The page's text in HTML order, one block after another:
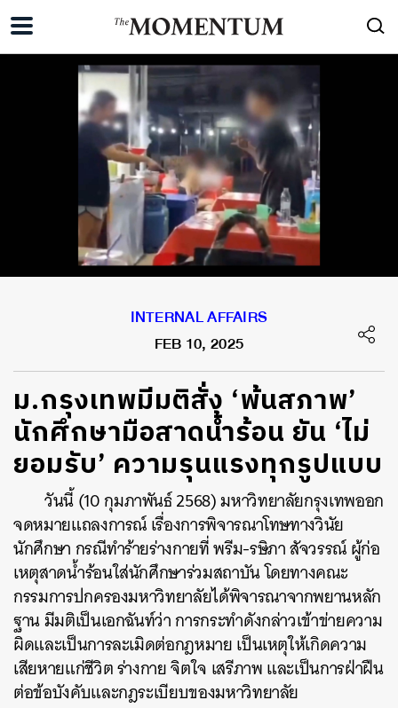
INTERNAL AFFAIRS
FEB 10, 2025
ม.กรุงเทพมีมติสั่ง ‘พ้นสภาพ’
นักศึกษามือสาดน้ำร้อน ยัน ‘ไม่
ยอมรับ’ ความรุนแรงทุกรูปแบบ
วันนี้ (10 กุมภาพันธ์ 2568) มหาวิทยาลัยกรุงเทพออก
จดหมายแถลงการณ์ เรื่องการพิจารณาโทษทางวินัย
นักศึกษา กรณีทำร้ายร่างกายที่พรีม-รษิภาสัจวรรณ์ ผู้ก่อ
เหตุสาดน้ำร้อนใส่นักศึกษาร่วมสถาบัน โดยทางคณะ
กรรมการปกครองมหาวิทยาลัยได้พิจารณาจากพยานหลัก
ฐาน มีมติเป็นเอกฉันท์ว่า การกระทำดังกล่าวเข้าข่ายความ
ผิดและเป็นการละเมิดต่อกฎหมาย เป็นเหตุให้เกิดความ
เสียหายแก่ชีวิต ร่างกาย จิตใจ เสรีภาพ และเป็นการฝ่าฝืน
ต่อข้อบังคับและกฎระเบียบของมหาวิทยาลัย